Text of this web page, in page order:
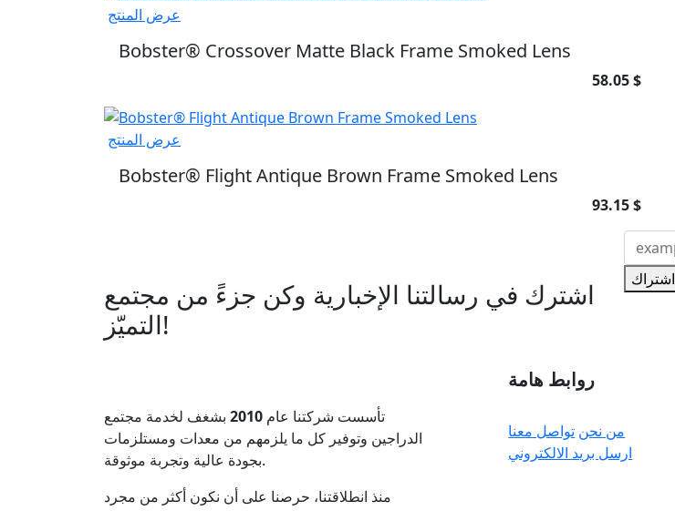
عرض المنتج
Bobster® Crossover Matte Black Frame Smoked Lens
58.05 $
عرض المنتج
Bobster® Flight Antique Brown Frame Smoked Lens
93.15 $
اشترك في رسالتنا الإخبارية وكن جزءً من مجتمع
التميّز!
اشتراك
تأسست شركتنا عام 2010 بشغف لخدمة مجتمع
الدراجين وتوفير كل ما يلزمهم من معدات ومستلزمات
بجودة عالية وتجربة موثوقة.
منذ انطلاقتنا، حرصنا على أن نكون أكثر من مجرد
روابط هامة
من نحن تواصل معنا
ارسل بريد الالكتروني